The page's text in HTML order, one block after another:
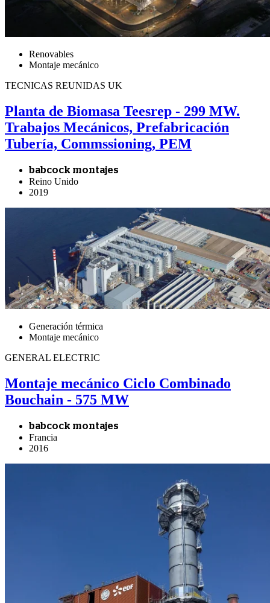
Renovables
Montaje mecánico
TECNICAS REUNIDAS UK
Planta de Biomasa Teesrep - 299 MW.
Trabajos Mecánicos, Prefabricación
Tubería, Commssioning, PEM
babcock montajes
Reino Unido
2019
Generación térmica
Montaje mecánico
GENERAL ELECTRIC
Montaje mecánico Ciclo Combinado
Bouchain - 575 MW
babcock montajes
Francia
2016